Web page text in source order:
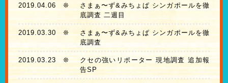
2019.04.06 ❊
さまぁ〜ず&みちょぱ シンガポールを徹
底調査 二週目
2019.03.30 ❊
さまぁ〜ず&みちょぱ シンガポールを徹
底調査
2019.03.23 ❊
クセの強いリポーター 現地調査 追加報
告SP